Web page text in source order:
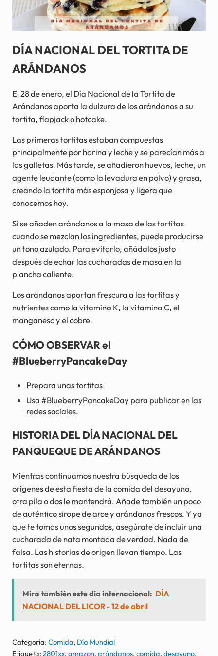
DÍA NACIONAL DEL TORTITA DE
ARÁNDANOS
El 28 de enero, el Día Nacional de la Tortita de
Arándanos aporta la dulzura de los arándanos a su
tortita, flapjack o hotcake.
Las primeras tortitas estaban compuestas
principalmente por harina y leche y se parecían más a
las galletas. Más tarde, se añadieron huevos, leche, un
agente leudante (como la levadura en polvo) y grasa,
creando la tortita más esponjosa y ligera que
conocemos hoy.
Si se añaden arándanos a la masa de las tortitas
cuando se mezclan los ingredientes, puede producirse
un tono azulado. Para evitarlo, añádalos justo
después de echar las cucharadas de masa en la
plancha caliente.
Los arándanos aportan frescura a las tortitas y
nutrientes como la vitamina K, la vitamina C, el
manganeso y el cobre.
CÓMO OBSERVAR el
#BlueberryPancakeDay
Prepara unas tortitas
Usa #BlueberryPancakeDay para publicar en las
redes sociales.
HISTORIA DEL DÍA NACIONAL DEL
PANQUEQUE DE ARÁNDANOS
Mientras continuamos nuestra búsqueda de los
orígenes de esta fiesta de la comida del desayuno,
otra pila o dos le mantendrá. Añade también un poco
de auténtico sirope de arce y arándanos frescos. Y ya
que te tomas unos segundos, asegúrate de incluir una
cucharada de nata montada de verdad. Nada de
falsa. Las historias de origen llevan tiempo. Las
tortitas son eternas.
Mira también este día internacional: DÍA
NACIONAL DEL LICOR - 12 de abril
Categoría: Comida, Día Mundial
Etiqueta: 2801xx, amazon, arándanos, comida, desayuno,